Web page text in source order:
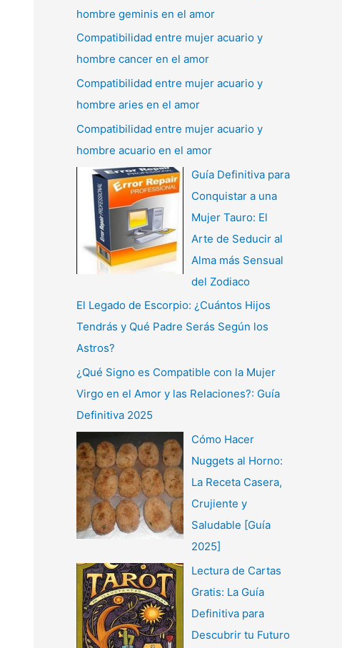
hombre geminis en el amor
Compatibilidad entre mujer acuario y
hombre cancer en el amor
Compatibilidad entre mujer acuario y
hombre aries en el amor
Compatibilidad entre mujer acuario y
hombre acuario en el amor
Guía Definitiva para
Conquistar a una
Mujer Tauro: El
Arte de Seducir al
Alma más Sensual
del Zodiaco
El Legado de Escorpio: ¿Cuántos Hijos
Tendrás y Qué Padre Serás Según los
Astros?
¿Qué Signo es Compatible con la Mujer
Virgo en el Amor y las Relaciones?: Guía
Definitiva 2025
Cómo Hacer
Nuggets al Horno:
La Receta Casera,
Crujiente y
Saludable [Guía
2025]
Lectura de Cartas
Gratis: La Guía
Definitiva para
Descubrir tu Futuro